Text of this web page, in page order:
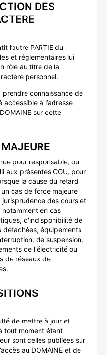
DES
l’autre PARTIE du
et réglementaires lui
rôle au titre de la
personnel.
prendre connaissance de
à l’adresse
sur cette
pour responsable, ou
aux présentes CGU, pour
la cause du retard
cas de force majeure
des cours et
en cas
d'indisponibilité de
détachées, équipements
de suspension,
de l'électricité ou
de réseaux de
de mettre à jour et
tout moment étant
sont celles publiées sur
au DOMAINE et de